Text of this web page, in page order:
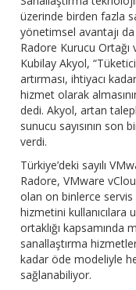
üzerinde birden fazla
yönetimsel avantajı da
Radore Kurucu Ortağı
Kubilay Akyol,
artırması, ihtiyacı
hizmet olarak
dedi. Akyol, artan
sunucu sayısının son
verdi.
Türkiye’deki sayılı
Radore, VMware
olan on binlerce servis
hizmetini kullanıcılara
ortaklığı kapsamında
sanallaştırma
kadar öde modeliyle
sağlanabiliyor.